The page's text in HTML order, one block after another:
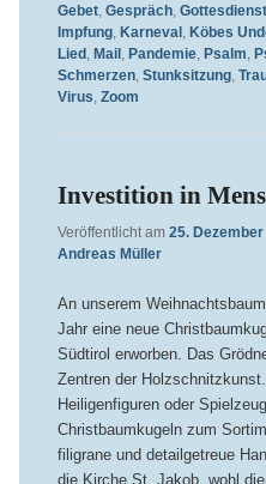
Gebet, Gespräch, Gottesdienst
Impfung, Karneval, Köbes
Lied, Mail, Pandemie, Psalm,
Schmerzen, Stunksitzung,
Virus, Zoom
Investition in
Veröffentlicht am 25. Dezember
Andreas Müller
An unserem
Jahr eine neue
Südtirol erworben. Das
Zentren der
Heiligenfiguren oder
Christbaumkugeln zum
filigrane und detailgetreue
die Kirche St. Jakob, wohl